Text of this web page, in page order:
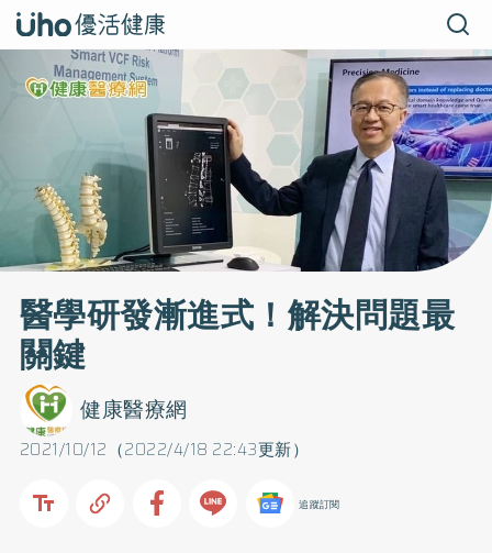
醫學研發漸進式！解決問題最
關鍵
2021/10/12（2022/4/18 22:43更新）
健康醫療網
追蹤訂閱